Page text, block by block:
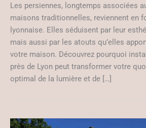
Les persiennes, longtemps associées
maisons traditionnelles, reviennent en
lyonnaise. Elles séduisent par leur
mais aussi par les atouts qu’elles
votre maison. Découvrez pourquoi
près de Lyon peut transformer votre
optimal de la lumière et de […]